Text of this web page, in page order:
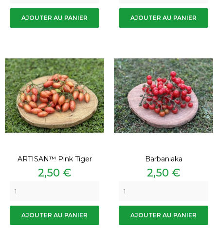
AJOUTER AU PANIER AJOUTER AU PANIER
ARTISAN™ Pink Tiger
Prix
2,50 €
AJOUTER AU PANIER
Barbaniaka
Prix
2,50 €
AJOUTER AU PANIER